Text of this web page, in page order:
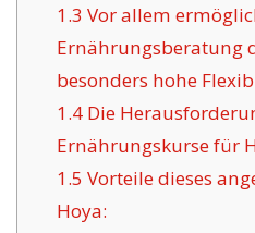
1.3 Vor allem
Ernährungsberatung
besonders hohe
1.4Die
Ernährungskurse für
1.5 Vorteile dieses
Hoya: